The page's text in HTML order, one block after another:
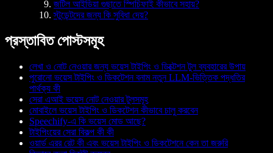
জটিল আইডিয়া গুছাতে স্পিচিফাই কীভাবে সহায়?
স্টুডেন্টদের জন্য কি সুবিধা দেয়?
প্রস্তাবিত পোস্টসমূহ
লেখা ও নোট নেওয়ার জন্য ভয়েস টাইপিং ও ডিক্টেশন টুল ব্যবহারের উপায়
পুরোনো ভয়েস টাইপিং ও ডিকটেশন বনাম নতুন LLM-ভিত্তিক পদ্ধতির
পার্থক্য কী
সেরা এআই ভয়েস নোট নেওয়ার টুলসমূহ
মোবাইলে ভয়েস টাইপিং ও ডিকটেশন কীভাবে চালু করবেন
Speechify-এ কি ভয়েস মোড আছে?
টাইপিংয়ের সেরা বিকল্প কী কী
ওয়ার্ড এরর রেট কী এবং ভয়েস টাইপিং ও ডিকটেশনে কেন তা জরুরি